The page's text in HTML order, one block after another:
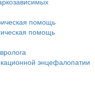
помощь
помощь
энцефалопатии